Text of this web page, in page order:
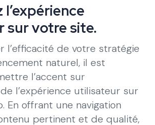
sur votre site.
l’efficacité de votre stratégie
naturel, il est
l’accent sur
l’expérience utilisateur sur
En offrant une navigation
pertinent et de qualité,